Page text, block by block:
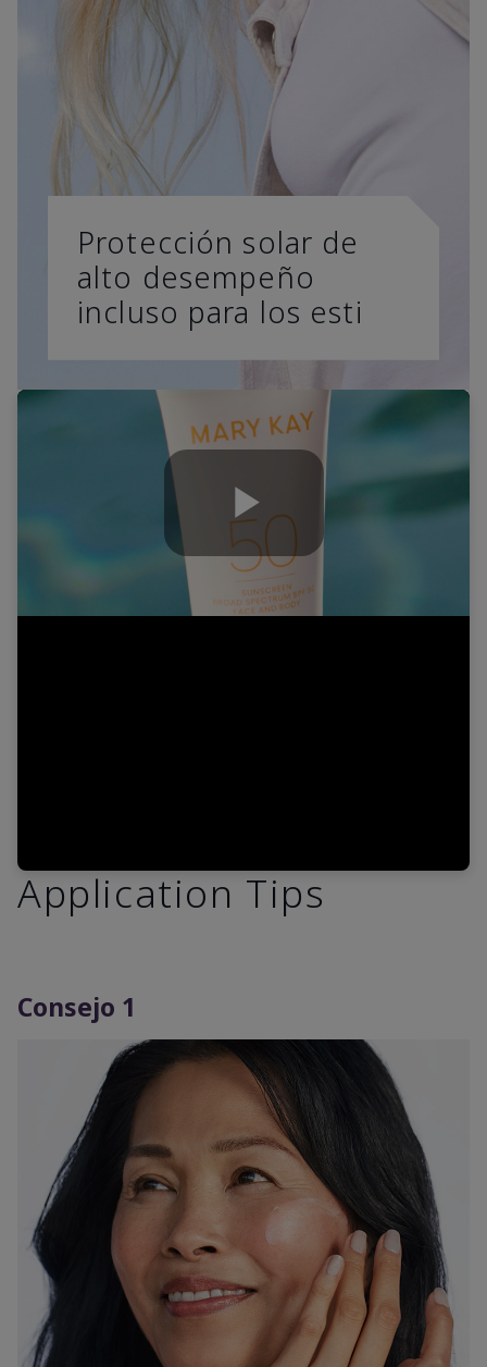
Protección solar de
alto desempeño
incluso para los esti
Play
Application Tips
Consejo 1